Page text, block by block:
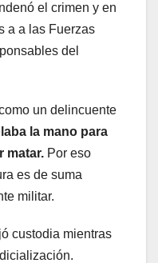
el crimen y en
a a las Fuerzas
del
un delincuente
la mano para
matar. Por eso
es de suma
militar.
custodia mientras